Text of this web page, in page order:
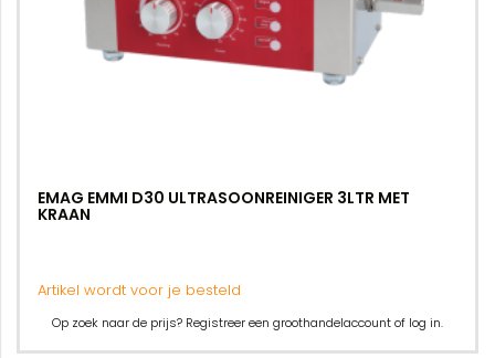
EMAG EMMI D30 ULTRASOONREINIGER 3LTR MET
KRAAN
Artikel wordt voor je besteld
Op zoek naar de prijs? Registreer een groothandelaccount of log in.